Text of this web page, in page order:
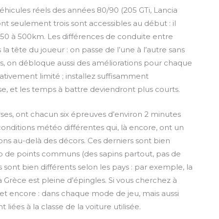
t
e
t
e
r
f
u
l
c
r
o
a
réels des années 80/90 (205 GTi, Lancia
seulement trois sont accessibles au début : il
à 500km. Les différences de conduite entre
tête du joueur : on passe de l’une à l’autre sans
on débloque aussi des améliorations pour chaque
limité ; installez suffisamment
et les temps à battre deviendront plus courts.
ont chacun six épreuves d’environ 2 minutes
météo différentes qui, là encore, ont un
au-delà des décors. Ces derniers sont bien
points communs (des sapins partout, pas de
bien différents selon les pays : par exemple, la
est pleine d’épingles. Si vous cherchez à
encore : dans chaque mode de jeu, mais aussi
liées à la classe de la voiture utilisée.